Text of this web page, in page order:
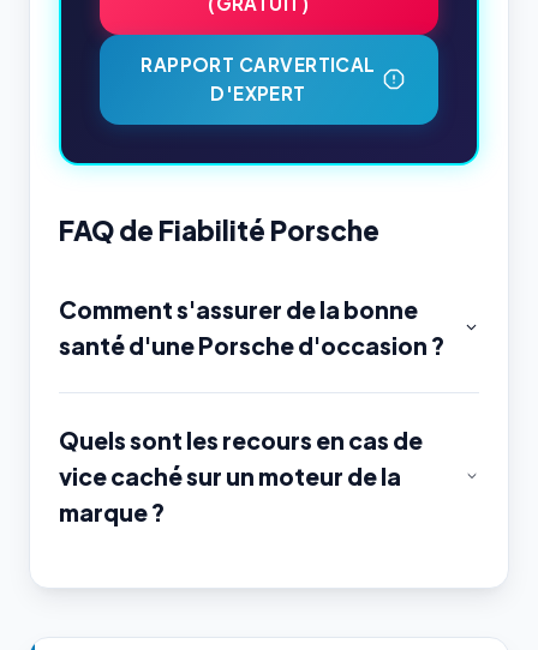
RAPPORT CARVERTICAL
D'EXPERT
FAQ de Fiabilité Porsche
Comment s'assurer de la bonne
santé d'une Porsche d'occasion ?
Quels sont les recours en cas de
vice caché sur un moteur de la
marque ?